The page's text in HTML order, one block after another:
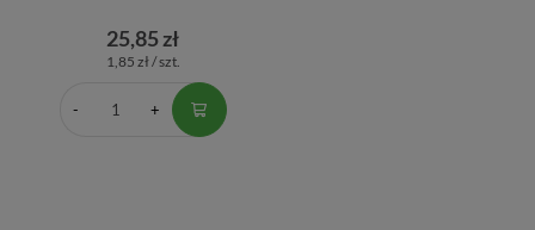
25,85 zł
1,85 zł / szt.